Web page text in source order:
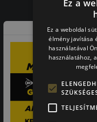
a vásárlók közül
21659
Ez a
Ez a weboldal
élmény javítása
használatával
használatához,